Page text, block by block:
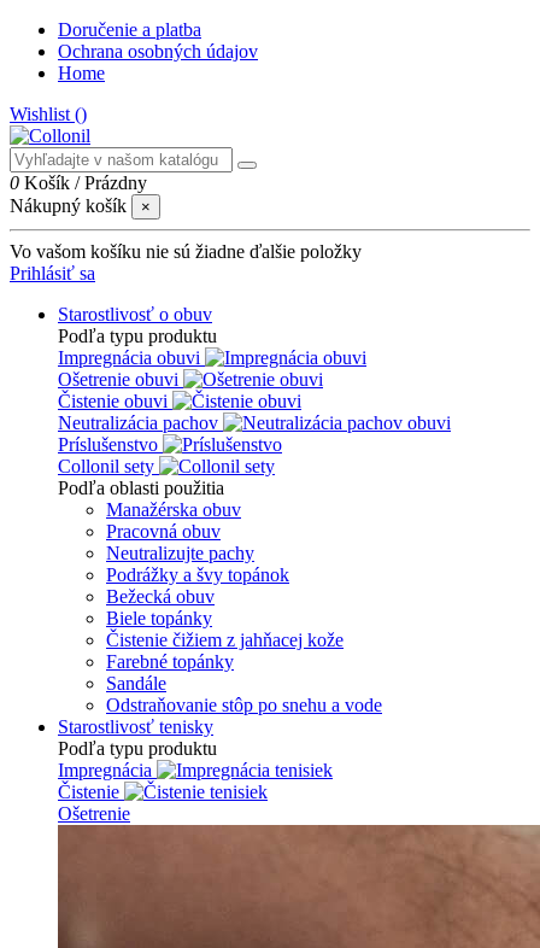
Doručenie a platba
Ochrana osobných údajov
Home
Wishlist ()
0 Košík /Prázdny
Nákupný košík
×
Vo vašom košíku nie sú žiadne ďalšie položky
Prihlásiť sa
Starostlivosť o obuv
Podľa typu produktu
Impregnácia obuvi
Ošetrenie obuvi
Čistenie obuvi
Neutralizácia pachov
Príslušenstvo
Collonil sety
Podľa oblasti použitia
Manažérska obuv
Pracovná obuv
Neutralizujte pachy
Podrážky a švy topánok
Bežecká obuv
Biele topánky
Čistenie čižiem z jahňacej kože
Farebné topánky
Sandále
Odstraňovanie stôp po snehu a vode
Starostlivosť tenisky
Podľa typu produktu
Impregnácia
Čistenie
Ošetrenie